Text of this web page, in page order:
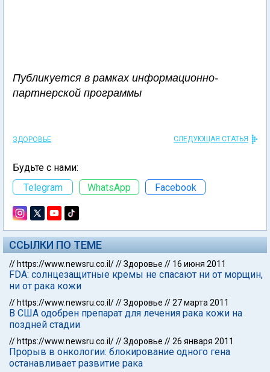
Публикуется в рамках информационно-
партнерской программы
ЗДОРОВЬЕ СЛЕДУЮЩАЯ СТАТЬЯ
Будьте с нами:
Telegram
WhatsApp Facebook
ССЫЛКИ ПО ТЕМЕ
// https://www.newsru.co.il///Здоровье // 16 июня 2011
FDA: солнцезащитные кремы не спасают ни от морщин,
ни от рака кожи
// https://www.newsru.co.il///Здоровье //27 марта 2011
В США одобрен препарат для лечения рака кожи на
поздней стадии
// https://www.newsru.co.il///Здоровье //26 января 2011
Прорыв в онкологии: блокирование одного гена
останавливает развитие рака